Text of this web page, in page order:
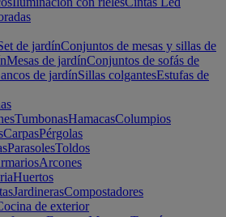
de jardínConjuntos de mesas y sillas de
Mesas de jardínConjuntos de sofás de
de jardínSillas colgantesEstufas de
TumbonasHamacasColumpios
CarpasPérgolas
ParasolesToldos
Arcones
Huertos
JardinerasCompostadores
de exterior